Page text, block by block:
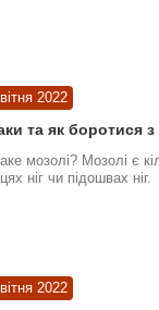
2022
та як боротися
мозолі? Мозолі є
ніг чи підошвах ніг.
2022